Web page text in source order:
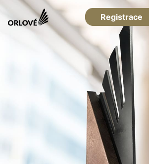
Registrace